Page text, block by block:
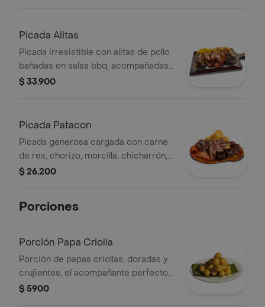
Picada Alitas
Picada irresistible con alitas de pollo
bañadas en salsa bbq, acompañadas
de papas criollas, crujiente
doradas.
$ 33.900
Picada Patacon
Picada generosa cargada con carne
de res, chorizo, morcilla, chicharrón,
papas criollas y un toque de ají, todo
$ 26.200
Porciones
Porción Papa Criolla
Porción de papas criollas, doradas y
crujientes, el acompañante perfecto
para cualquier plato.
$ 5900